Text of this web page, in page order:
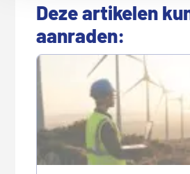
Deze artikelen
aanraden: